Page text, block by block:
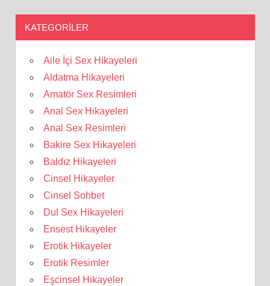
KATEGORILER
Aile İçi Sex Hikayeleri
Aldatma Hikayeleri
Amatör Sex Resimleri
Anal Sex Hikayeleri
Anal Sex Resimleri
Bakire Sex Hikayeleri
Baldız Hikayeleri
Cinsel Hikayeler
Cinsel Sohbet
Dul Sex Hikayeleri
Ensest Hikayeler
Erotik Hikayeler
Erotik Resimler
Eşcinsel Hikayeler